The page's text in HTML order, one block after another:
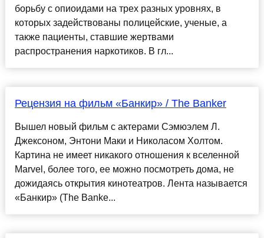
борьбу с опиоидами на трех разных уровнях, в
которых задействованы полицейские, ученые, а
также пациенты, ставшие жертвами
распространения наркотиков. В гл...
Рецензия на фильм «Банкир» / The Banker
Вышел новый фильм с актерами Сэмюэлем Л.
Джексоном, Энтони Маки и Николасом Холтом.
Картина не имеет никакого отношения к вселенной
Marvel, более того, ее можно посмотреть дома, не
дожидаясь открытия кинотеатров. Лента называется
«Банкир» (The Banke...